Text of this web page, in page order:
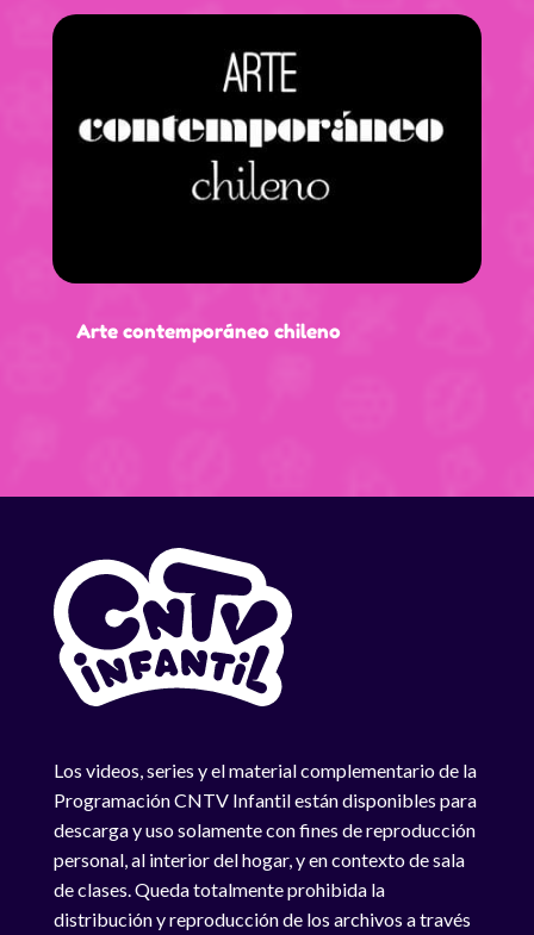
Arte contemporáneo chileno
Los videos, series y el material complementario de la
Programación CNTV Infantil están disponibles para
descarga y uso solamente con fines de reproducción
personal, al interior del hogar, y en contexto de sala
de clases. Queda totalmente prohibida la
distribución y reproducción de los archivos a través